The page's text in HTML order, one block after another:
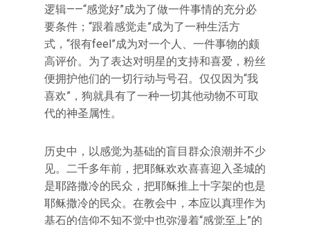
逻辑——“感觉好”成为了做一件事情的充分必
要条件；“跟着感觉走”成为了一种生活方
式，“很有feel”成为对一个人、一件事物的颇
高评价。为了表达对明星的支持和喜爱，粉丝
便拥护他们的一切行动与号召。仅仅因为“我
喜欢”，狗就具有了一种一切其他动物不可取
代的神圣属性。
历史中，以感觉为基础的盲目群众浪潮并不少
见。二千多年前，把耶稣欢欢喜喜迎入圣城的
是耶路撒冷的民众，把耶稣推上十字架的也是
耶稣撒冷的民众。在教会中，本应以真理作为
基石的信仰不知不觉中也弥漫着“感觉至上”的